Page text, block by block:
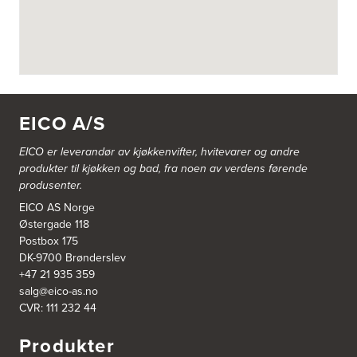
Bergen Kjøkkensenter A/S
Hellevegen 228
Tel.:55-395060
Bjerkreim Trelast AS
Nesjane 7, Vikeså
4389 Vikeså
Tel.:51-454050
http://www.drommekjokken.no
Bjerks Trevarefabrikk AS
Torkel Haabeths Vei 47
4325 Sandnes
Tel.:51609590
Bjørnådal AS
EICO A/S
EICO er leverandør av kjøkkenvifter, hvitevarer og andre
produkter til kjøkken og bad, fra noen av verdens førende
produsenter.
EICO AS Norge
Østergade 118
Postbox 175
DK-9700 Brønderslev
+47 21 935 359
salg@eico-as.no
CVR: 111 232 44
Produkter